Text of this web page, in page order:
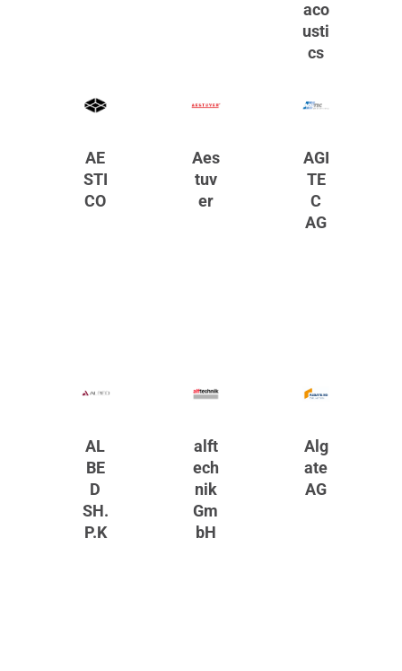
aco
usti
cs
AE
STI
CO
Aes
tuv
er
AGI
TE
C
AG
AL
BE
D
SH.
P.K
alft
ech
nik
Gm
bH
Alg
ate
AG